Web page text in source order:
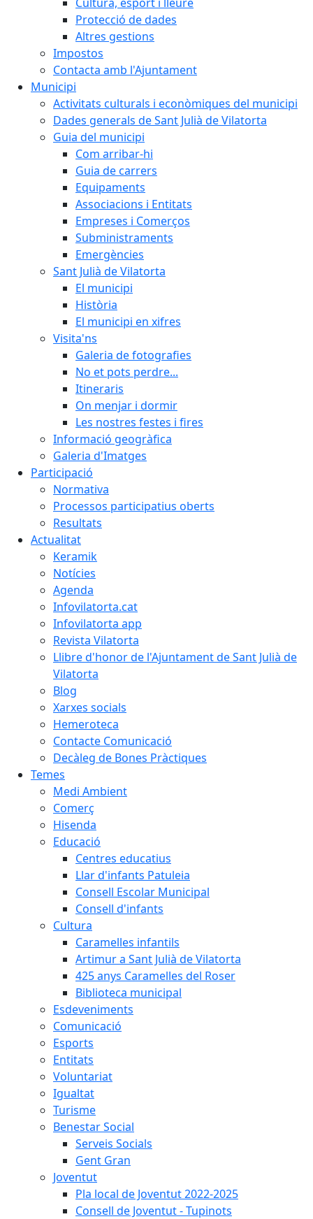
Protecció de dades
Altres gestions
Impostos
Contacta amb l'Ajuntament
Municipi
Activitats culturals i econòmiques del municipi
Dades generals de Sant Julià de Vilatorta
Guia del municipi
Com arribar-hi
Guia de carrers
Equipaments
Associacions i Entitats
Empreses i Comerços
Subministraments
Emergències
Sant Julià de Vilatorta
El municipi
Història
El municipi en xifres
Visita'ns
Galeria de fotografies
No et pots perdre...
Itineraris
On menjar i dormir
Les nostres festes i fires
Informació geogràfica
Galeria d'Imatges
Participació
Normativa
Processos participatius oberts
Resultats
Actualitat
Keramik
Notícies
Agenda
Infovilatorta.cat
Infovilatorta app
Revista Vilatorta
Llibre d'honor de l'Ajuntament de Sant Julià de
Vilatorta
Blog
Xarxes socials
Hemeroteca
Contacte Comunicació
Decàleg de Bones Pràctiques
Temes
Medi Ambient
Comerç
Hisenda
Educació
Centres educatius
Llar d'infants Patuleia
Consell Escolar Municipal
Consell d'infants
Cultura
Caramelles infantils
Artimur a Sant Julià de Vilatorta
425 anys Caramelles del Roser
Biblioteca municipal
Esdeveniments
Comunicació
Esports
Entitats
Voluntariat
Igualtat
Turisme
Benestar Social
Serveis Socials
Gent Gran
Joventut
Pla local de Joventut 2022-2025
Consell de Joventut - Tupinots